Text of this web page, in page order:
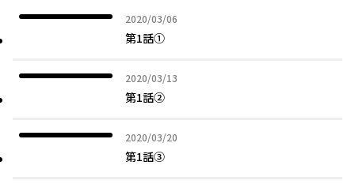
2020/03/06
2020年03月06日
第1話①
2020/03/13
2020年03月13日
第1話②
2020/03/20
2020年03月20日
第1話③